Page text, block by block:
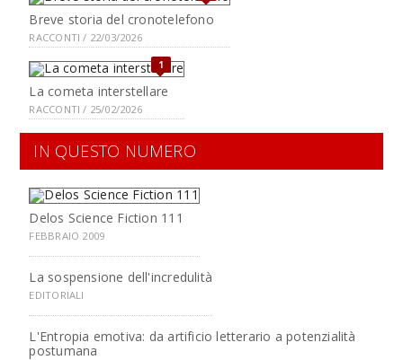
Breve storia del cronotelefono
RACCONTI / 22/03/2026
1
La cometa interstellare
RACCONTI / 25/02/2026
IN QUESTO NUMERO
Delos Science Fiction 111
FEBBRAIO 2009
La sospensione dell'incredulità
EDITORIALI
L'Entropia emotiva: da artificio letterario a potenzialità
postumana